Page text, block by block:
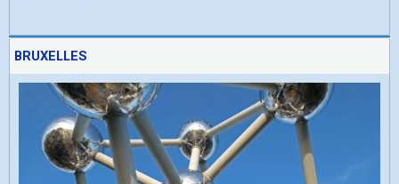
BRUXELLES